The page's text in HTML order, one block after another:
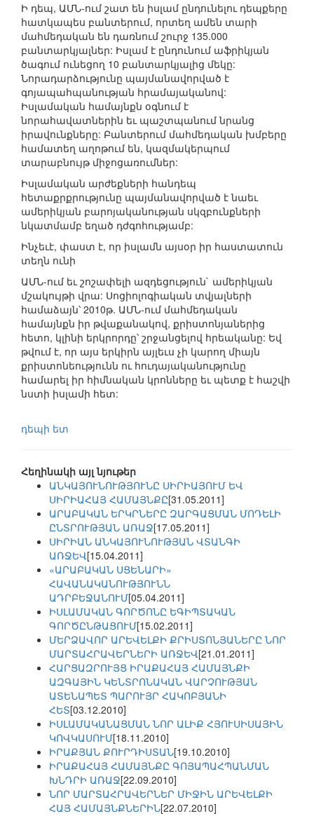
Ի դեպ, ԱՄՆ-ում շատ են իսլամ ընդունելու դեպքերը
հատկապես բանտերում, որտեղ ամեն տարի
մահմեդական են դառնում շուրջ 135.000
բանտարկյալներ: Իսլամ է ընդունում աֆրիկյան
ծագում ունեցող 10 բանտարկյալից մեկը:
Նորադարձությունը պայմանավորված է
գոյապահպանության հրամայականով:
Իսլամական համայնքն օգնում է
նորահավատներին եւ պաշտպանում նրանց
իրավունքները: Բանտերում մահմեդական խմբերը
համատեղ աղոթում են, կազմակերպում
տարաբնույթ միջոցառումներ:
Իսլամական արժեքների հանդեպ
հետաքրքրությունը պայմանավորված է նաեւ
ամերիկյան բարոյականության սկզբունքների
նկատմամբ եղած դժգոհությամբ:
Ինչեւէ, փաստ է, որ իսլամն այսօր իր հաստատուն
տեղն ունի
ԱՄՆ-ում եւ շոշափելի ազդեցություն` ամերիկյան
մշակույթի վրա: Սոցիոլոգիական տվյալների
համաձայն՝ 2010թ. ԱՄՆ-ում մահմեդական
համայնքն իր թվաքանակով, քրիստոնյաներից
հետո, կլինի երկրորդը՝ շրջանցելով հրեականը: Եվ
թվում է, որ այս երկիրն այլեւս չի կարող միայն
քրիստոնեությունն ու հուդայականությունը
համարել իր հիմնական կրոնները եւ պետք է հաշվի
նստի իսլամի հետ:
դեպի ետ
Հեղինակի այլ նյութեր
ԱՆԿԱՅՈՒՆՈՒԹՅՈՒՆԸ ՍԻՐԻԱՅՈՒՄ ԵՎ
ՍԻՐԻԱՀԱՅ ՀԱՄԱՅՆՔԸ[31.05.2011]
ԱՐԱԲԱԿԱՆ ԵՐԿՐՆԵՐԸ ԶԱՐԳԱՑՄԱՆ ՄՈԴԵԼԻ
ԸՆՏՐՈՒԹՅԱՆ ԱՌԱՋ[17.05.2011]
ՍԻՐԻԱՆ ԱՆԿԱՅՈՒՆՈՒԹՅԱՆ ՎՏԱՆԳԻ
ԱՌՋԵՎ[15.04.2011]
«ԱՐԱԲԱԿԱՆ ՍՑԵՆԱՐԻ»
ՀԱՎԱՆԱԿԱՆՈՒԹՅՈՒՆՆ
ԱԴՐԲԵՋԱՆՈՒՄ[05.04.2011]
ԻՍԼԱՄԱԿԱՆ ԳՈՐԾՈՆԸ ԵԳԻՊՏԱԿԱՆ
ԳՈՐԾԸՆԹԱՑՈՒՄ[15.02.2011]
ՄԵՐՁԱՎՈՐ ԱՐԵՎԵԼՔԻ ՔՐԻՍՏՈՆՅԱՆԵՐԸ ՆՈՐ
ՄԱՐՏԱՀՐԱՎԵՐՆԵՐԻ ԱՌՋԵՎ[21.01.2011]
ՀԱՐՑԱԶՐՈՒՅՑ ԻՐԱՔԱՀԱՅ ՀԱՄԱՅՆՔԻ
ԱԶԳԱՅԻՆ ԿԵՆՏՐՈՆԱԿԱՆ ՎԱՐՉՈՒԹՅԱՆ
ԱՏԵՆԱՊԵՏ ՊԱՐՈՒՅՐ ՀԱԿՈԲՅԱՆԻ
ՀԵՏ[03.12.2010]
ԻՍԼԱՄԱԿԱՆԱՑՄԱՆ ՆՈՐ ԱԼԻՔ ՀՅՈՒՍԻՍԱՅԻՆ
ԿՈՎԿԱՍՈՒՄ[18.11.2010]
ԻՐԱՔՅԱՆ ՔՈՒՐԴԻՍՏԱՆ[19.10.2010]
ԻՐԱՔԱՀԱՅ ՀԱՄԱՅՆՔԸ ԳՈՅԱՊԱՀՊԱՆՄԱՆ
ԽՆԴՐԻ ԱՌԱՋ[22.09.2010]
ՆՈՐ ՄԱՐՏԱՀՐԱՎԵՐՆԵՐ ՄԻՋԻՆ ԱՐԵՎԵԼՔԻ
ՀԱՅ ՀԱՄԱՅՆՔՆԵՐԻՆ[22.07.2010]